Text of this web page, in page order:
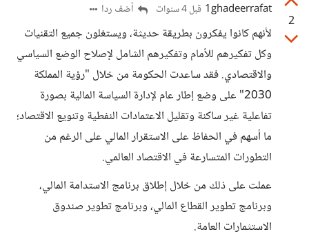
2
1ghadeerrafat قبل 4 سنوات أضف ردا
لأنهم كانوا يفكرون بطريقة حديثة، ويستغلون جميع التقنيات
وكل تفكيرهم للأمام وتفكيرهم الشامل لإصلاح الوضع السياسي
والاقتصادي. فقد ساعدت الحكومة من خلال "رؤية المملكة
2030" على وضع إطار عام لإدارة السياسة المالية بصورة
تفاعلية غير ساكنة وتقليل الاعتمادات النفطية وتنويع الاقتصاد؛
ما أسهم في الحفاظ على الاستقرار المالي على الرغم من
التطورات المتسارعة في الاقتصاد العالمي.
عملت على ذلك من خلال إطلاق برنامج الاستدامة المالي،
وبرنامج تطوير القطاع المالي، وبرنامج تطوير صندوق
الاستثمارات العامة.